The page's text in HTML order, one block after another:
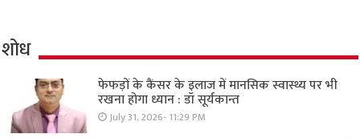
शोध
फेफड़ों के कैंसर के इलाज में मानसिक स्वास्थ्य पर भी
रखना होगा ध्यान : डॉ सूर्यकान्त
July 31, 2026- 11:29 PM